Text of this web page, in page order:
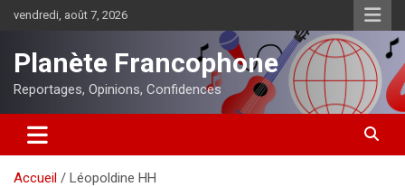
vendredi, août 7, 2026
Planète Francophone
Reportages, Opinions, Confidences
Accueil Léopoldine HH